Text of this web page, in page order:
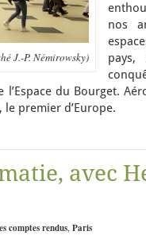
J.-P. Némirowsky)
nos
pays,
du Bourget.
premier d’Europe.
avec
comptes rendus, Paris